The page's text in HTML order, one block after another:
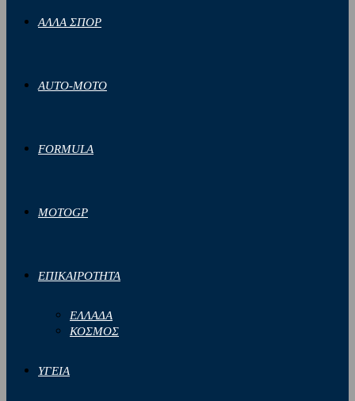
ΑΛΛΑ ΣΠΟΡ
AUTO-MOTO
FORMULA
MOTOGP
ΕΠΙΚΑΙΡΟΤΗΤΑ
ΕΛΛΑΔΑ
ΚΟΣΜΟΣ
ΥΓΕΙΑ